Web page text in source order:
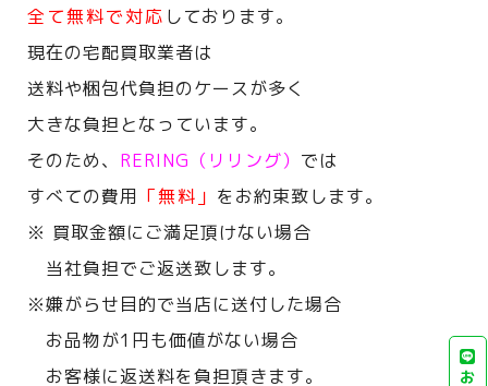
全て無料で対応 しております。
現在の宅配買取業者は
送料や梱包代負担のケースが多く
大きな負担となっています。
そのため、 RERING（リリング） では
すべての費用 「無料」 をお約束致します。
※ 買取金額にご満足頂けない場合
当社負担でご返送致します。
※嫌がらせ目的で当店に送付した場合
お品物が1円も価値がない場合
お客様に返送料を負担頂きます。
お